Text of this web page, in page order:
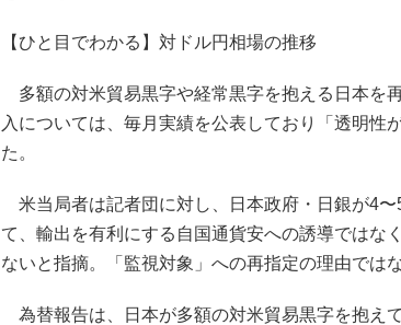
【ひと目でわかる】対ドル円相場の推移
多額の対米貿易黒字や経常黒字を抱える日本を
入については、毎月実績を公表しており「透明性
た。
米当局者は記者団に対し、日本政府・日銀が4
て、輸出を有利にする自国通貨安への誘導ではな
ないと指摘。「監視対象」への再指定の理由では
為替報告は、日本が多額の対米貿易黒字を抱え